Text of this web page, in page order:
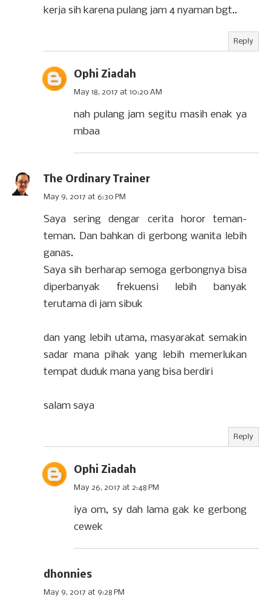
kerja sih karena pulang jam 4 nyaman bgt..
Reply
Ophi Ziadah
May 18, 2017 at 10:20 AM
nah pulang jam segitu masih enak ya
mbaa
The Ordinary Trainer
May 9, 2017 at 6:30 PM
Saya sering dengar cerita horor teman-
teman. Dan bahkan di gerbong wanita lebih
ganas.
Saya sih berharap semoga gerbongnya bisa
diperbanyak frekuensi lebih banyak
terutama di jam sibuk
dan yang lebih utama, masyarakat semakin
sadar mana pihak yang lebih memerlukan
tempat duduk mana yang bisa berdiri
salam saya
Reply
Ophi Ziadah
May 26, 2017 at 2:48 PM
iya om, sy dah lama gak ke gerbong
cewek
dhonnies
May 9, 2017 at 9:28 PM